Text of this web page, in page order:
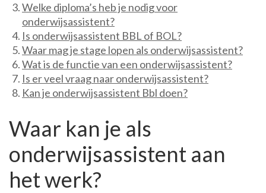
Welke diploma’s heb je nodig voor
onderwijsassistent?
Is onderwijsassistent BBL of BOL?
Waar mag je stage lopen als onderwijsassistent?
Wat is de functie van een onderwijsassistent?
Is er veel vraag naar onderwijsassistent?
Kan je onderwijsassistent Bbl doen?
Waar kan je als
onderwijsassistent aan
het werk?